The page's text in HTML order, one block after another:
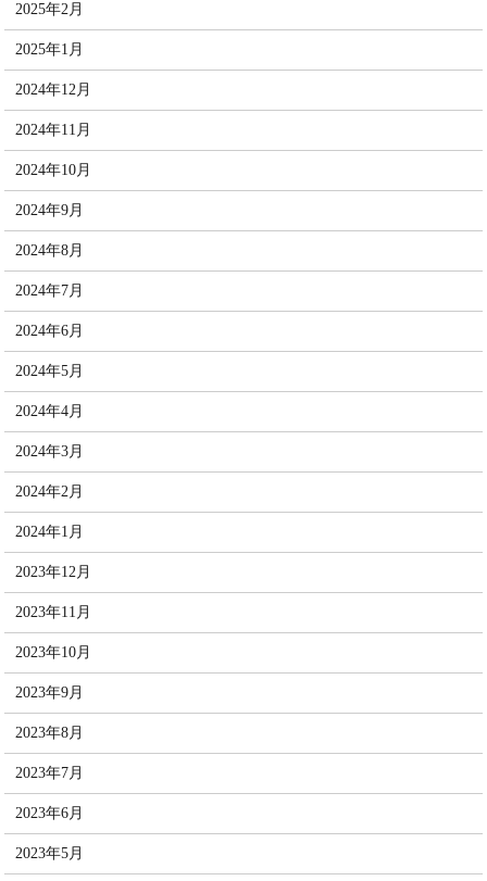
2025年2月
2025年1月
2024年12月
2024年11月
2024年10月
2024年9月
2024年8月
2024年7月
2024年6月
2024年5月
2024年4月
2024年3月
2024年2月
2024年1月
2023年12月
2023年11月
2023年10月
2023年9月
2023年8月
2023年7月
2023年6月
2023年5月